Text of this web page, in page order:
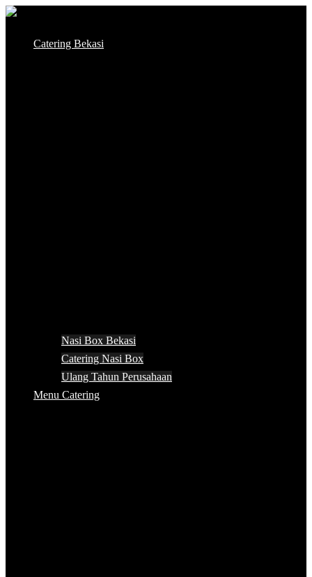
Skip
content
Catering Bekasi
Nasi Box Bekasi
Catering Nasi Box
Ulang Tahun Perusahaan
Menu Catering